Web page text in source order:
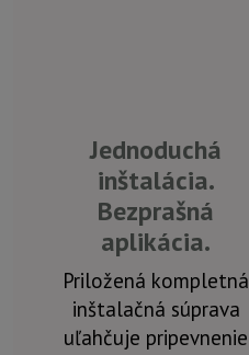
Jednoduchá
inštalácia.
Bezprašná
aplikácia.
Priložená kompletná
inštalačná súprava
uľahčuje pripevnenie